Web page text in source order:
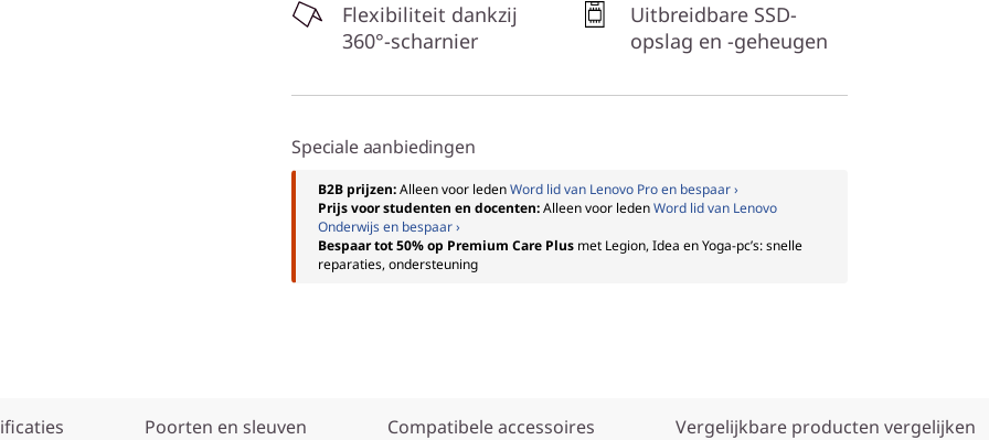
Flexibiliteit dankzij
360°-scharnier
Uitbreidbare SSD-
opslag en -geheugen
Speciale aanbiedingen
B2B prijzen:Alleen voor ledenWord lid van Lenovo Pro en bespaar ›
Prijs voor studenten en docenten:Alleen voor ledenWord lid van Lenovo
Onderwijs en bespaar ›
Bespaar tot 50% op Premium Care Plus met Legion, Idea en Yoga-pc’s: snelle
reparaties, ondersteuning
Poorten en sleuven Compatibele accessoires Vergelijkbare producten vergelijken